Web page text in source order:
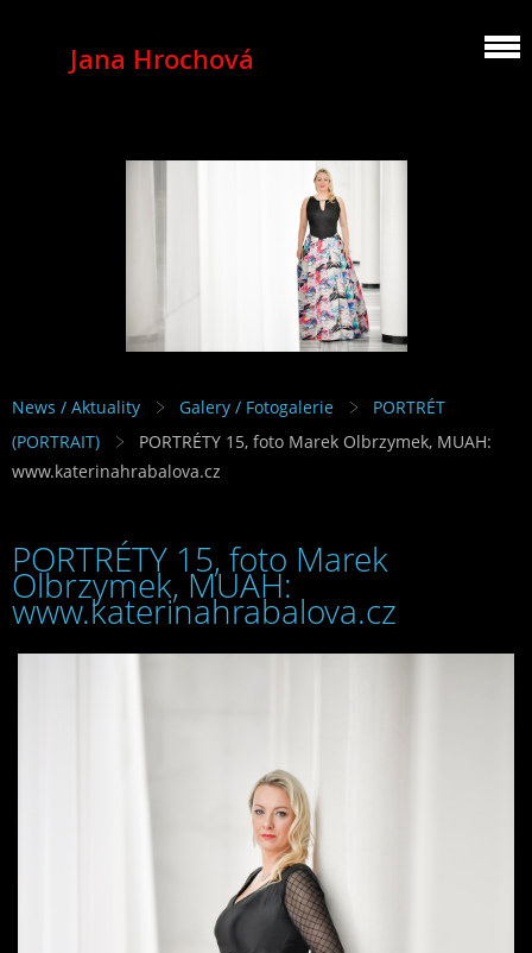
Jana Hrochová
MEZZOSOPRANO
News / Aktuality Galery / Fotogalerie
PORTRÉT
(PORTRAIT)
PORTRÉTY 15, foto Marek Olbrzymek, MUAH:
www.katerinahrabalova.cz
PORTRÉTY 15, foto Marek
Olbrzymek, MUAH:
www.katerinahrabalova.cz